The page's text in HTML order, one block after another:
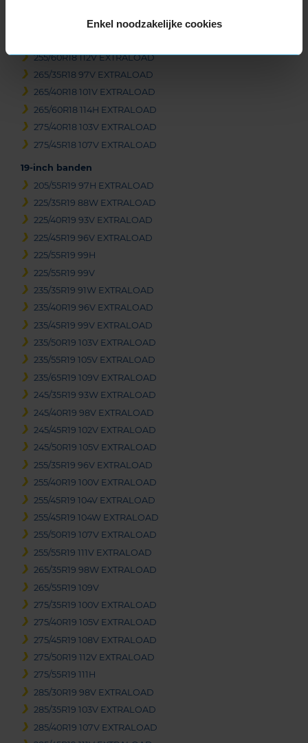
Enkel noodzakelijke cookies
255/45R18 103V EXTRALOAD
255/60R18 112V EXTRALOAD
265/35R18 97V EXTRALOAD
265/40R18 101V EXTRALOAD
265/60R18 114H EXTRALOAD
275/40R18 103V EXTRALOAD
275/45R18 107V EXTRALOAD
19-inch banden
205/55R19 97H EXTRALOAD
225/35R19 88W EXTRALOAD
225/40R19 93V EXTRALOAD
225/45R19 96V EXTRALOAD
225/55R19 99H
225/55R19 99V
235/35R19 91W EXTRALOAD
235/40R19 96V EXTRALOAD
235/45R19 99V EXTRALOAD
235/50R19 103V EXTRALOAD
235/55R19 105V EXTRALOAD
235/65R19 109V EXTRALOAD
245/35R19 93W EXTRALOAD
245/40R19 98V EXTRALOAD
245/45R19 102V EXTRALOAD
245/50R19 105V EXTRALOAD
255/35R19 96V EXTRALOAD
255/40R19 100V EXTRALOAD
255/45R19 104V EXTRALOAD
255/45R19 104W EXTRALOAD
255/50R19 107V EXTRALOAD
255/55R19 111V EXTRALOAD
265/35R19 98W EXTRALOAD
265/55R19 109V
275/35R19 100V EXTRALOAD
275/40R19 105V EXTRALOAD
275/45R19 108V EXTRALOAD
275/50R19 112V EXTRALOAD
275/55R19 111H
285/30R19 98V EXTRALOAD
285/35R19 103V EXTRALOAD
285/40R19 107V EXTRALOAD